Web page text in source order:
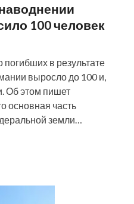
100 человек
погибших в результате
выросло до 100 и,
Об этом пишет
основная часть
земли…